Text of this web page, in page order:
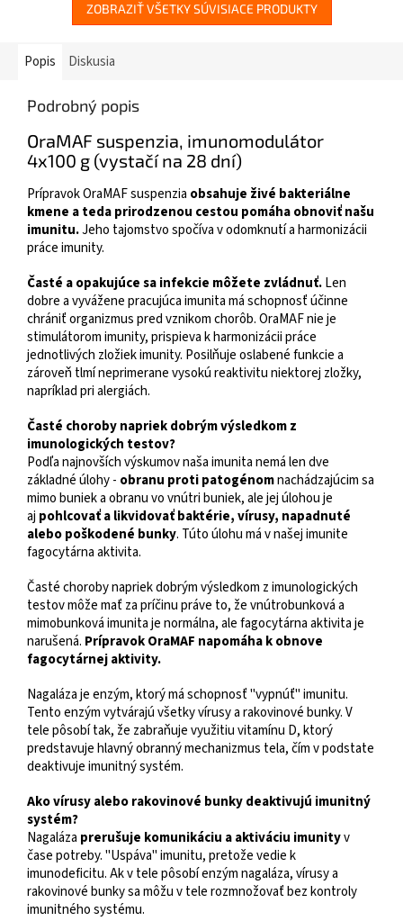
ZOBRAZIŤ VŠETKY SÚVISIACE PRODUKTY
Popis Diskusia
Podrobný popis
OraMAF suspenzia, imunomodulátor
4x100 g (vystačí na 28 dní)
Prípravok OraMAF suspenzia obsahuje živé bakteriálne
kmene a teda prirodzenou cestou pomáha obnoviť našu
imunitu.Jeho tajomstvo spočíva v odomknutí a harmonizácii
práce imunity.
Časté a opakujúce sa infekcie môžete zvládnuť.Len
dobre a vyvážene pracujúca imunita má schopnosť účinne
chrániť organizmus pred vznikom chorôb. OraMAF nie je
stimulátorom imunity, prispieva k harmonizácii práce
jednotlivých zložiek imunity. Posilňuje oslabené funkcie a
zároveň tlmí neprimerane vysokú reaktivitu niektorej zložky,
napríklad pri alergiách.
Časté choroby napriek dobrým výsledkom z
imunologických testov?
Podľa najnovších výskumov naša imunita nemá len dve
základné úlohy - obranu proti patogénomnachádzajúcim sa
mimo buniek a obranu vo vnútri buniek, ale jej úlohou je
aj pohlcovať a likvidovať baktérie, vírusy, napadnuté
alebo poškodené bunky. Túto úlohu má v našej imunite
fagocytárna aktivita.
Časté choroby napriek dobrým výsledkom z imunologických
testov môže mať za príčinu práve to, že vnútrobunková a
mimobunková imunita je normálna, ale fagocytárna aktivita je
narušená. Prípravok OraMAF napomáha k obnove
fagocytárnej aktivity.
Nagaláza je enzým, ktorý má schopnosť "vypnúť" imunitu.
Tento enzým vytvárajú všetky vírusy a rakovinové bunky. V
tele pôsobí tak, že zabraňuje využitiu vitamínu D, ktorý
predstavuje hlavný obranný mechanizmus tela, čím v podstate
deaktivuje imunitný systém.
Ako vírusy alebo rakovinové bunky deaktivujú imunitný
systém?
Nagaláza prerušuje komunikáciu a aktiváciu imunityv
čase potreby. "Uspáva" imunitu, pretože vedie k
imunodeficitu. Ak v tele pôsobí enzým nagaláza, vírusy a
rakovinové bunky sa môžu v tele rozmnožovať bez kontroly
imunitného systému.